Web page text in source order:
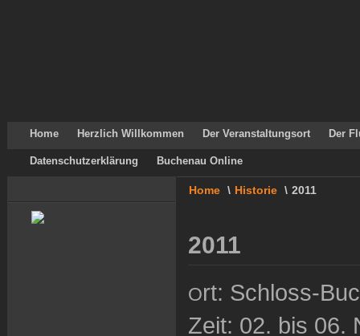
Home Herzlich Willkommen Der Veranstaltungsort Der
Datenschutzerklärung Buchenau Online
Home \ Historie \ 2011
2011
Ort: Schloss-
Zeit: 02. bis 06.